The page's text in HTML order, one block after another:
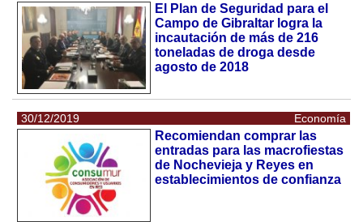
El Plan de Seguridad para el
Campo de Gibraltar logra la
incautación de más de 216
toneladas de droga desde
agosto de 2018
30/12/2019 Economía
Recomiendan comprar las
entradas para las macrofiestas
de Nochevieja y Reyes en
establecimientos de confianza